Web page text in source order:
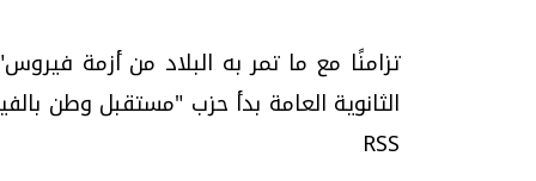
تزامنًا مع ما تمر به البلاد من أزمة
RSS